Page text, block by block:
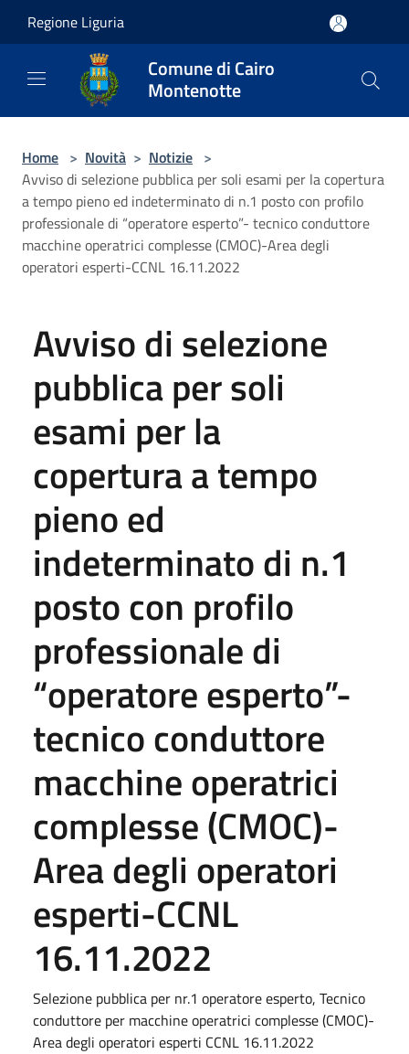
Regione Liguria
Comune di Cairo
Montenotte
Home > Novità > Notizie >
Avviso di selezione pubblica per soli esami per la copertura
a tempo pieno ed indeterminato di n.1 posto con profilo
professionale di “operatore esperto”- tecnico conduttore
macchine operatrici complesse (CMOC)-Area degli
operatori esperti-CCNL 16.11.2022
Avviso di selezione
pubblica per soli
esami per la
copertura a tempo
pieno ed
indeterminato di n.1
posto con profilo
professionale di
“operatore esperto”-
tecnico conduttore
macchine operatrici
complesse (CMOC)-
Area degli operatori
esperti-CCNL
16.11.2022
Selezione pubblica per nr.1 operatore esperto, Tecnico
conduttore per macchine operatrici complesse (CMOC)-
Area degli operatori esperti CCNL 16.11.2022